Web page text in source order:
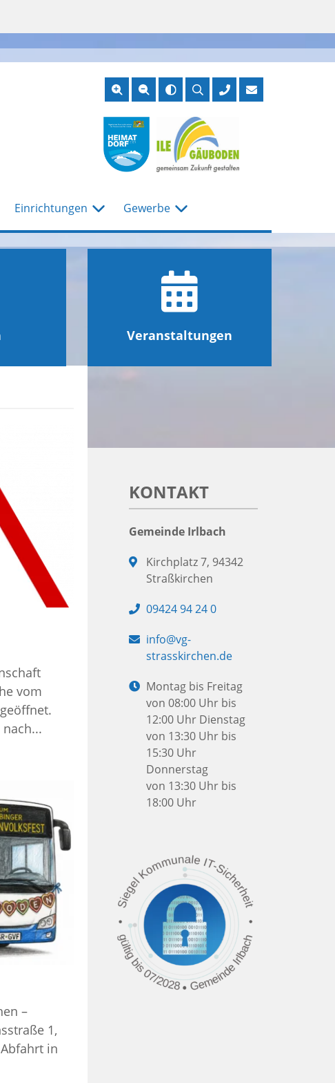
Suche
Einrichtungen Gewerbe
Veranstaltungen
vom
–
1,
in
KONTAKT
Gemeinde Irlbach
Adresse:
Kirchplatz 7, 94342
Straßkirchen
Telefon:
09424 94 24 0
E-
Mail:
info@vg-
strasskirchen.de
Öffnungszeiten:
Montag bis Freitag
von 08:00 Uhr bis
12:00 Uhr Dienstag
von 13:30 Uhr bis
15:30 Uhr
Donnerstag
von 13:30 Uhr bis
18:00 Uhr